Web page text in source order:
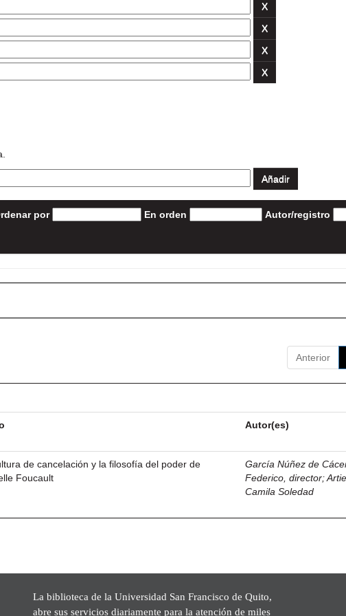
por En orden Autor/registro
Anterior
Autor(es)
de cancelación y la filosofía del poder de
Foucault
García Núñez de
Federico, director;
Camila Soledad
La biblioteca de la Universidad San Francisco de Quito,
abre sus servicios diariamente para la atención de miles